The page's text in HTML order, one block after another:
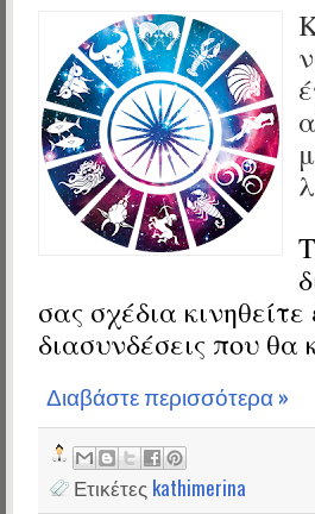
σας σχέδια
διασυνδέσεις που
Διαβάστε περισσότερα »
Ετικέτες kathimerina